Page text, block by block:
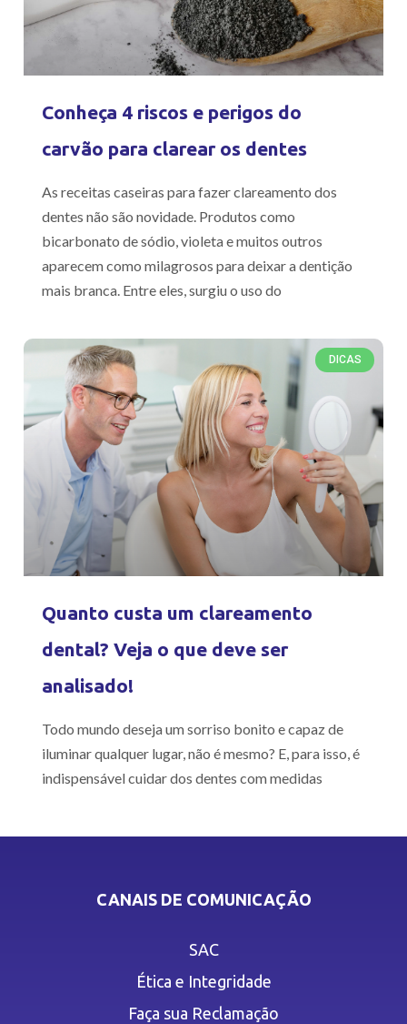
Conheça 4 riscos e perigos do
carvão para clarear os dentes
As receitas caseiras para fazer clareamento dos
dentes não são novidade. Produtos como
bicarbonato de sódio, violeta e muitos outros
aparecem como milagrosos para deixar a dentição
mais branca. Entre eles, surgiu o uso do
DICAS
Quanto custa um clareamento
dental? Veja o que deve ser
analisado!
Todo mundo deseja um sorriso bonito e capaz de
iluminar qualquer lugar, não é mesmo? E, para isso, é
indispensável cuidar dos dentes com medidas
CANAIS DE COMUNICAÇÃO
SAC
Ética e Integridade
Faça sua Reclamação